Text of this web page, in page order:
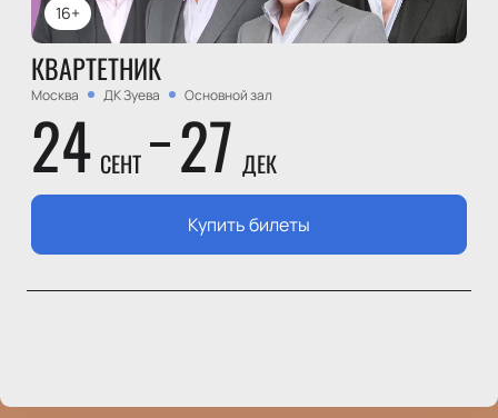
16+
КВАРТЕТНИК
Москва ДК Зуева Основной зал
24 СЕНТ 27 ДЕК
Купить билеты